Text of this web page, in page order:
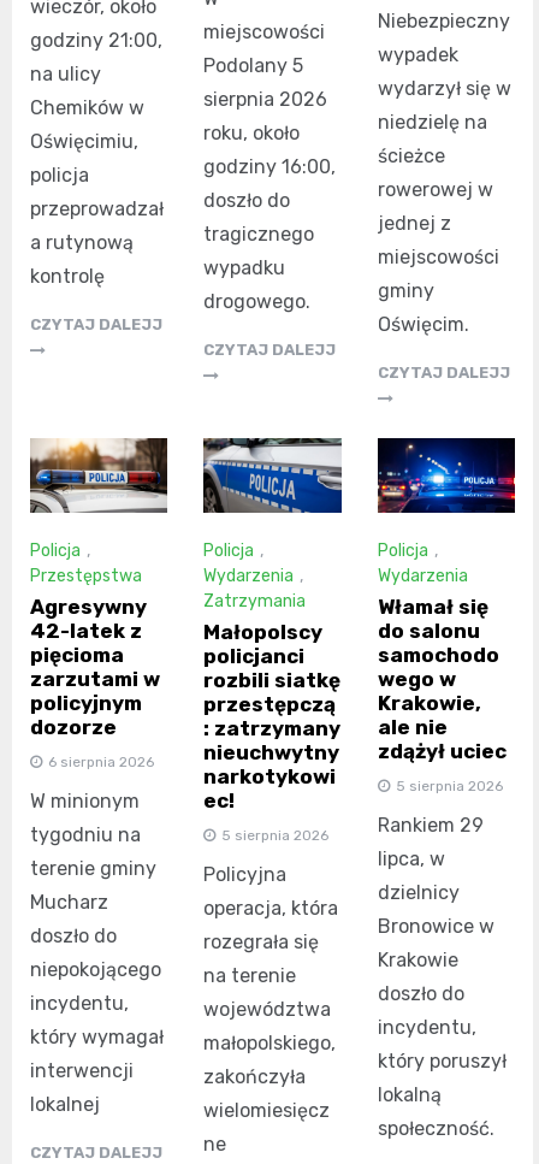
wieczór, około
godziny 21:00,
na ulicy
Chemików w
Oświęcimiu,
policja
przeprowadzał
a rutynową
kontrolę
CZYTAJ DALEJJ
miejscowości
Podolany 5
sierpnia 2026
roku, około
godziny 16:00,
doszło do
tragicznego
wypadku
drogowego.
CZYTAJ DALEJJ
Niebezpieczny
wypadek
wydarzył się w
niedzielę na
ścieżce
rowerowej w
jednej z
miejscowości
gminy
Oświęcim.
CZYTAJ DALEJJ
Policja ,
Przestępstwa
Agresywny
42-latek z
pięcioma
zarzutami w
policyjnym
dozorze
6 sierpnia 2026
W minionym
tygodniu na
terenie gminy
Mucharz
doszło do
niepokojącego
incydentu,
który wymagał
interwencji
lokalnej
CZYTAJ DALEJJ
Policja ,
Wydarzenia ,
Zatrzymania
Małopolscy
policjanci
rozbili siatkę
przestępczą
: zatrzymany
nieuchwytny
narkotykowi
ec!
5 sierpnia 2026
Policyjna
operacja, która
rozegrała się
na terenie
województwa
małopolskiego,
zakończyła
wielomiesięcz
ne
Policja ,
Wydarzenia
Włamał się
do salonu
samochodo
wego w
Krakowie,
ale nie
zdążył uciec
5 sierpnia 2026
Rankiem 29
lipca, w
dzielnicy
Bronowice w
Krakowie
doszło do
incydentu,
który poruszył
lokalną
społeczność.